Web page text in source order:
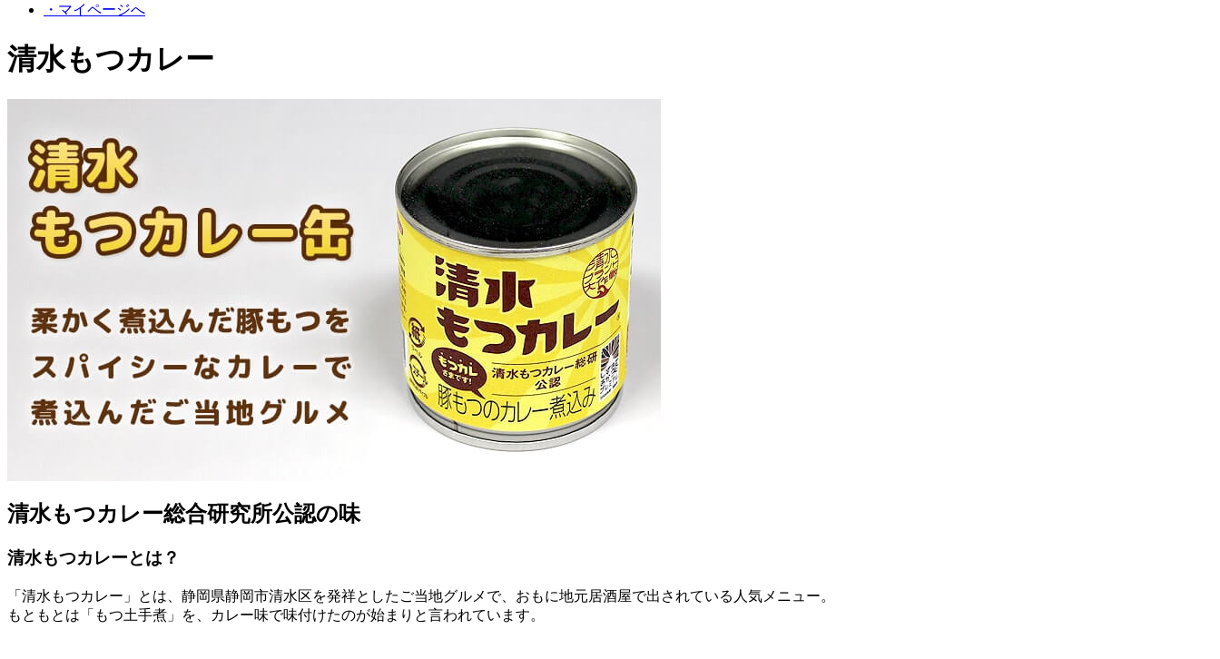
・マイページへ
清水もつカレー
清水もつカレー総合研究所公認の味
清水もつカレーとは？
「清水もつカレー」とは、静岡県静岡市清水区を発祥としたご当地グルメで、おもに地元居酒屋で出されている人気メニュー。
もともとは「もつ土手煮」を、カレー味で味付けたのが始まりと言われています。